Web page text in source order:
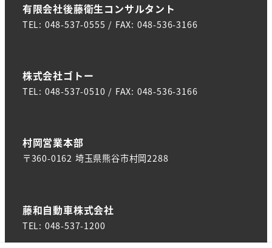
有限会社後藤衛生コンサルタント
TEL: 048-537-0555 / FAX: 048-536-3166
株式会社ゴトー
TEL: 048-537-0510 / FAX: 048-536-3166
村岡営業本部
〒360-0162 埼玉県熊谷市村岡2288
藤和自動車株式会社
TEL: 048-537-1200